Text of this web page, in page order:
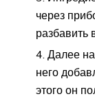
через
разбавить
Далее
него
этого он